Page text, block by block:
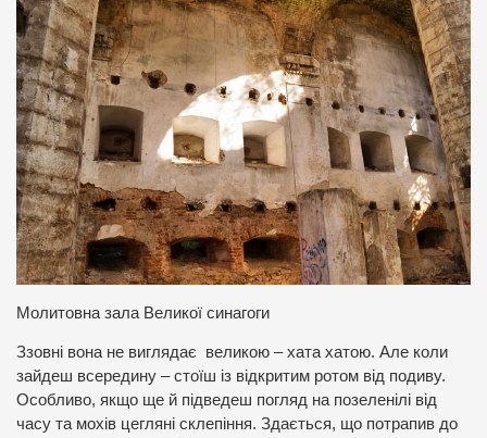
Молитовна зала Великої синагоги
Ззовні вона не виглядає великою – хата хатою. Але коли
зайдеш всередину – стоїш із відкритим ротом від подиву.
Особливо, якщо ще й підведеш погляд на позеленілі від
часу та мохів цегляні склепіння. Здається, що потрапив до